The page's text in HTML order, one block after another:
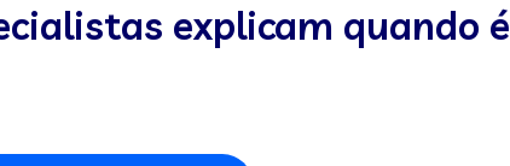
explicam quando é